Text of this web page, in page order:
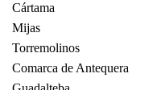
Cártama
Mijas
Torremolinos
Comarca de Antequera